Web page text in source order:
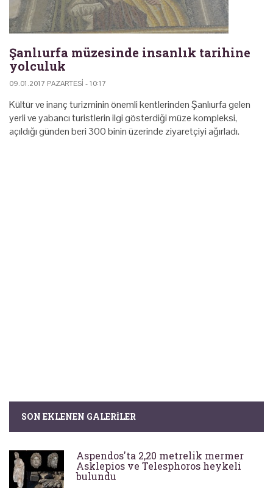
Şanlıurfa müzesinde insanlık tarihine
yolculuk
09.01.2017 PAZARTESI - 10:17
Kültür ve inanç turizminin önemli kentlerinden Şanlıurfa gelen
yerli ve yabancı turistlerin ilgi gösterdiği müze kompleksi,
açıldığı günden beri 300 binin üzerinde ziyaretçiyi ağırladı.
SON EKLENEN GALERILER
Aspendos'ta 2,20 metrelik mermer
Asklepios ve Telesphoros heykeli
bulundu